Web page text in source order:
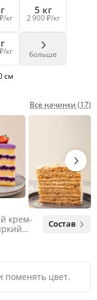
кг
5 кг
2 900 ₽/кг
кг больше
см
Все начинки (17)
крем-
не
Состав